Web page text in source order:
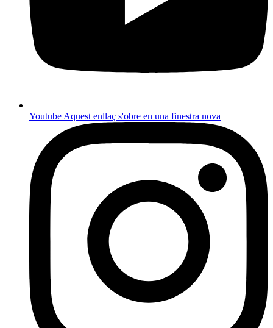
Youtube Aquest enllaç s'obre en una finestra nova